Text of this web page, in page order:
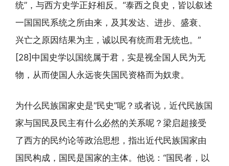
统”，与西方史学正好相反。“泰西之良史，皆以叙述
一国国民系统之所由来，及其发达、进步、盛衰、
兴亡之原因结果为主，诚以民有统而君无统也。”
[28]中国史学以国统属于君，实是视全国人民为无
物，从而使国人永远丧失国民资格而为奴隶。
为什么民族国家史是“民史”呢？或者说，近代民族国
家与国民及民主有什么必然的关系呢？梁启超接受
了西方的民约论等政治思想，指出近代民族国家由
国民构成，国民是国家的主体。他说：“国民者，以